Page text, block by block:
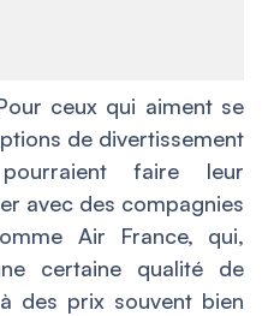
ceux qui aiment se
de divertissement
faire leur
avec des compagnies
Air France, qui,
certaine qualité de
des prix souvent bien